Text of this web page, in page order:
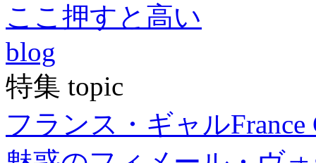
ここ押すと高い
blog
特集 topic
フランス・ギャルFrance